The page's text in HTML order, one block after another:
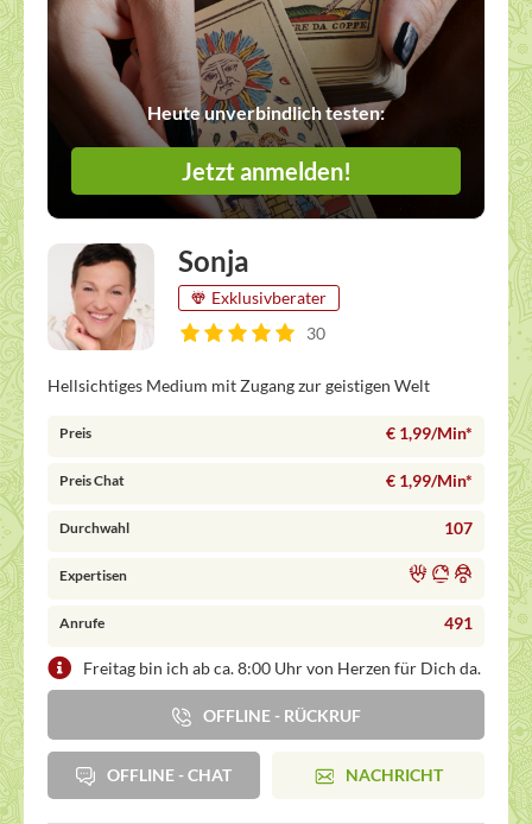
Heute unverbindlich testen:
Jetzt anmelden!
Sonja
Exklusivberater
30
Hellsichtiges Medium mit Zugang zur geistigen Welt
Preis € 1,99/Min*
Preis Chat € 1,99/Min*
Durchwahl 107
Expertisen
Anrufe 491
Freitag bin ich ab ca. 8:00 Uhr von Herzen für Dich da.
OFFLINE - RÜCKRUF
OFFLINE - CHAT NACHRICHT